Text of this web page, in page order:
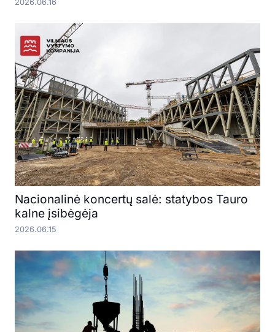
2026.06.16
Nacionalinė koncertų salė: statybos Tauro
kalne įsibėgėja
2026.06.15